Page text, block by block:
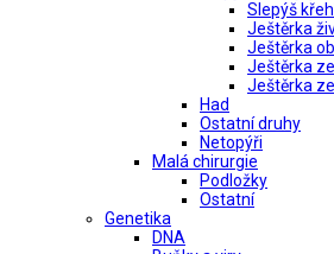
Slepýš
Ještěrka
Ještěrka
Ještěrka
Ještěrka
Had
Ostatní druhy
Netopýři
Malá chirurgie
Podložky
Ostatní
Genetika
DNA